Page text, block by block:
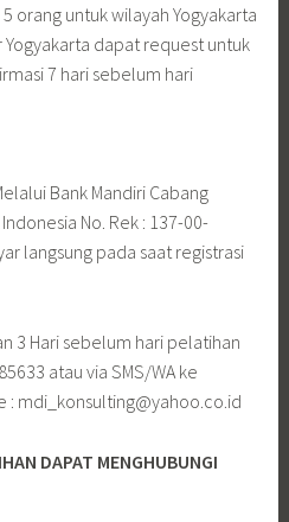
orang untuk wilayah Yogyakarta
Yogyakarta dapat request untuk
7 hari sebelum hari
Bank Mandiri Cabang
No. Rek : 137-00-
langsung pada saat registrasi
3 Hari sebelum hari pelatihan
atau via SMS/WA ke
: mdi_konsulting@yahoo.co.id
DAPAT MENGHUBUNGI